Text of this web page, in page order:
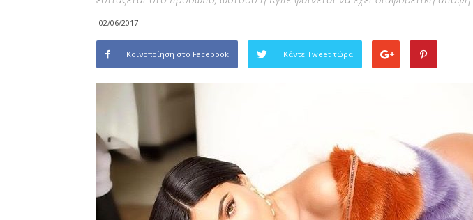
02/06/2017
Κοινοποίηση στο Facebook Κάντε Tweet τώρα